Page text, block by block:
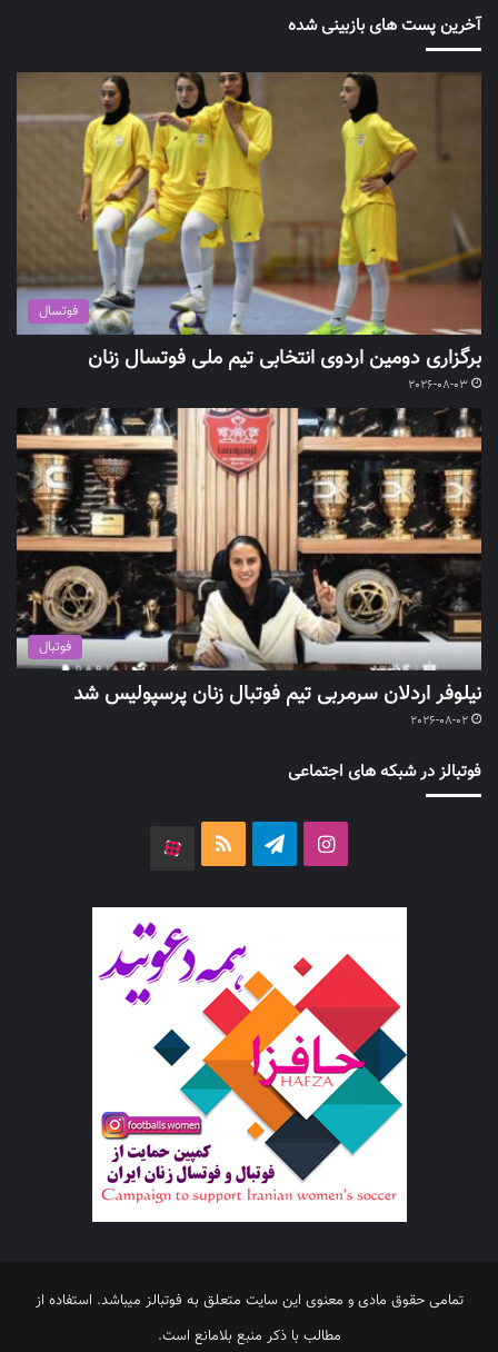
آخرین پست های بازبینی شده
فوتسال
برگزاری دومین اردوی انتخابی تیم ملی فوتسال زنان
2026-08-03
فوتبال
نیلوفر اردلان سرمربی تیم فوتبال زنان پرسپولیس شد
2026-08-02
فوتبالز در شبکه های اجتماعی
اینستاگرامتلگرام خوراک
تمامی حقوق مادی و معنوی این سایت متعلق به فوتبالز میباشد. استفاده از
مطالب با ذکر منبع بلامانع است.